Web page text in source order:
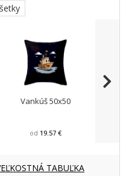
Vankúš 50x50
od 19.57 €
TABUĽKA